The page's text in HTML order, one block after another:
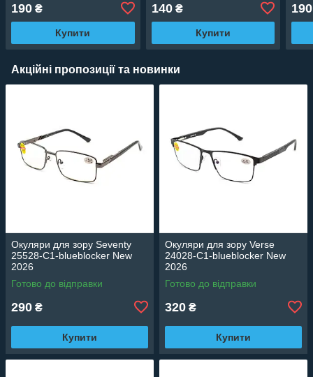
190 ₴
Купити
140₴
Купити
190
Акційні пропозиції та новинки
Окуляри для зору Seventy
25528-C1-blueblocker New
2026
Готово до відправки
290 ₴
Купити
Окуляри для зору Verse
24028-C1-blueblocker New
2026
Готово до відправки
320 ₴
Купити